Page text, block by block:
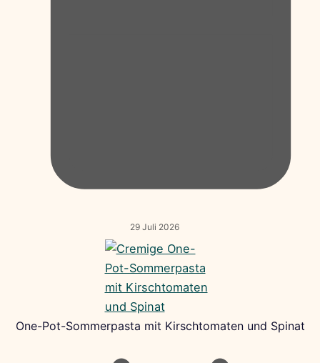
29 Juli 2026
One-Pot-Sommerpasta mit Kirschtomaten und Spinat